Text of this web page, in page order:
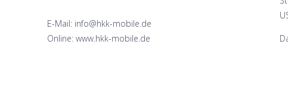
E-Mail: info@hkk-mobile.de
Online: www.hkk-mobile.de